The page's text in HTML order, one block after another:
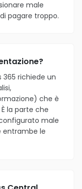
male
pagare troppo.
365 richiede un
che è
la parte che
male
entrambe le